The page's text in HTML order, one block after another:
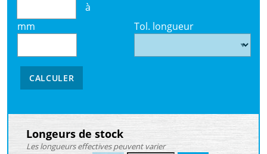
à
mm
Tol. longueur
CALCULER
Longeurs de stock
Les longueurs effectives peuvent varier